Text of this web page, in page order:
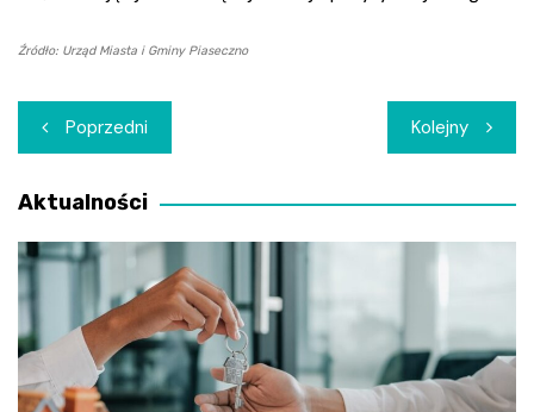
Źródło: Urząd Miasta i Gminy Piaseczno
Nawigacja
wpisu
Poprzedni Kolejny
Aktualności